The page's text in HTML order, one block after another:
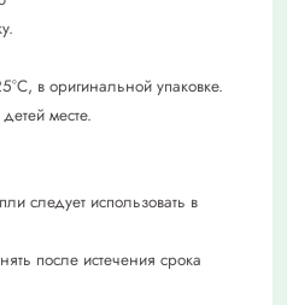
в оригинальной упаковке.
месте.
следует использовать в
после истечения срока